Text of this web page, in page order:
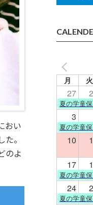
おい
。
のよ
月 火
27
夏の学童
3
夏の学童
10
17
夏の学童
24
夏の学童